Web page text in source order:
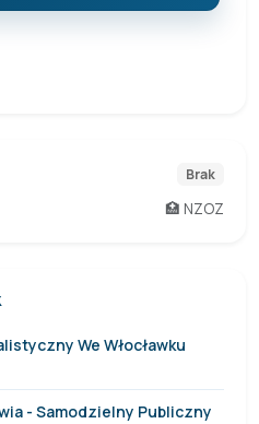
Brak
🏥 NZOZ
We Włocławku
- Samodzielny Publiczny